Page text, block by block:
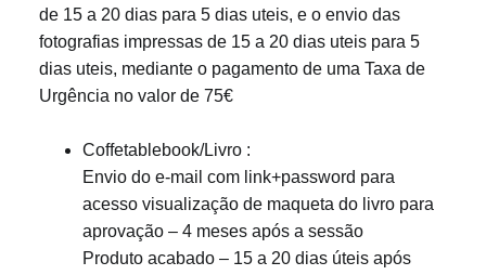
de 15 a 20 dias para 5 dias uteis, e o envio das
fotografias impressas de 15 a 20 dias uteis para 5
dias uteis, mediante o pagamento de uma Taxa de
Urgência no valor de 75€
Coffetablebook/Livro :
Envio do e-mail com link+password para
acesso visualização de maqueta do livro para
aprovação – 4 meses após a sessão
Produto acabado – 15 a 20 dias úteis após